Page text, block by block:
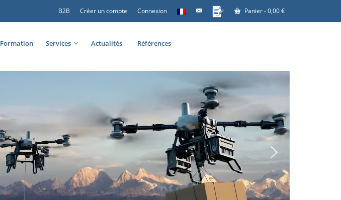
B2B Créer un compte Connexion Panier-0,00€
Formation Services Actualités Références